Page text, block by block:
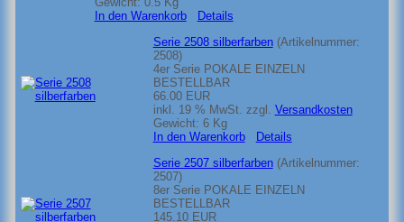
In den Warenkorb
Details
Serie 2508 silberfarben (Artikelnummer:
2508)
4er Serie POKALE EINZELN
BESTELLBAR
66.00 EUR
inkl. 19 % MwSt. zzgl. Versandkosten
Gewicht: 6 Kg
In den Warenkorb
Details
Serie 2507 silberfarben (Artikelnummer:
2507)
8er Serie POKALE EINZELN
BESTELLBAR
145.10 EUR